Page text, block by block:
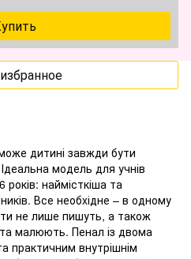
дитині завжди бути
модель для учнів
років: наймісткіша та
Все необxідне – в одному
не лише пишуть, а також
малюють. Пенал із двома
практичним внутрішнім